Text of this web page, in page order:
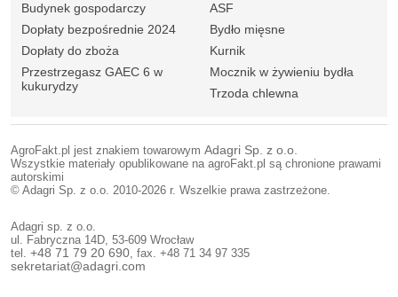
Budynek gospodarczy
Dopłaty bezpośrednie 2024
Dopłaty do zboża
Przestrzegasz GAEC 6 w
kukurydzy
ASF
Bydło mięsne
Kurnik
Mocznik w żywieniu bydła
Trzoda chlewna
AgroFakt.pl jest znakiem towarowym Adagri Sp. z o.o.
Wszystkie materiały opublikowane na agroFakt.pl są chronione prawami
autorskimi
© Adagri Sp. z o.o. 2010-2026 r. Wszelkie prawa zastrzeżone.
Adagri sp. z o.o.
ul. Fabryczna 14D, 53-609 Wrocław
tel. +48 71 79 20 690 , fax. +48 71 34 97 335
sekretariat@adagri.com